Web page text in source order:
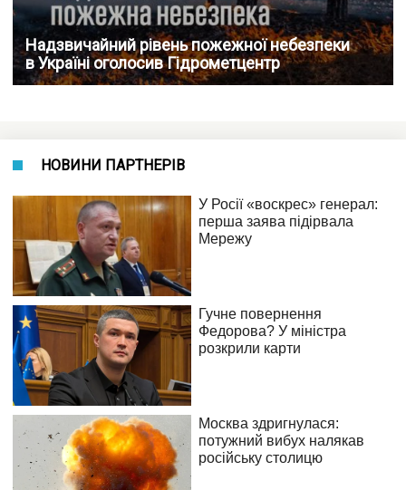
Надзвичайний рівень пожежної небезпеки
в Україні оголосив Гідрометцентр
НОВИНИ ПАРТНЕРІВ